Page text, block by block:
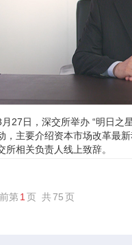
月27日，深交所举办 “明日之
，主要介绍资本市场改革最
所相关负责人线上致辞。
第1 页 共75页